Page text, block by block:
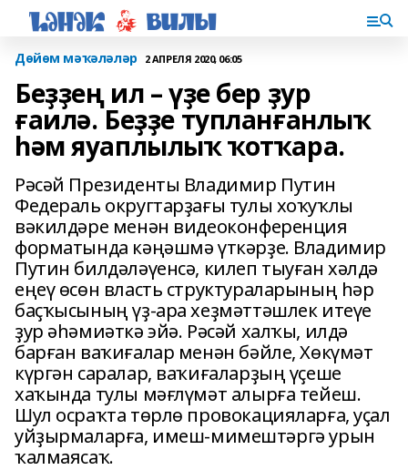
Дөйөм мәҡәләләр 2 АПРЕЛЯ 2020, 06:05
Беҙҙең ил – үҙе бер ҙур
ғаилә. Беҙҙе тупланғанлыҡ
һәм яуаплылыҡ ҡотҡара.
Рәсәй Президенты Владимир Путин
Федераль округтарҙағы тулы хоҡуҡлы
вәкилдәре менән видеоконференция
форматында кәңәшмә үткәрҙе. Владимир
Путин билдәләүенсә, килеп тыуған хәлдә
еңеү өсөн власть структураларының һәр
баҫҡысының үҙ-ара хеҙмәттәшлек итеүе
ҙур әһәмиәткә эйә. Рәсәй халҡы, илдә
барған ваҡиғалар менән бәйле, Хөкүмәт
күргән саралар, ваҡиғаларҙың үҫеше
хаҡында тулы мәғлүмәт алырға тейеш.
Шул осраҡта төрлө провокацияларға, уҫал
уйҙырмаларға, имеш-мимештәргә урын
ҡалмаясаҡ.